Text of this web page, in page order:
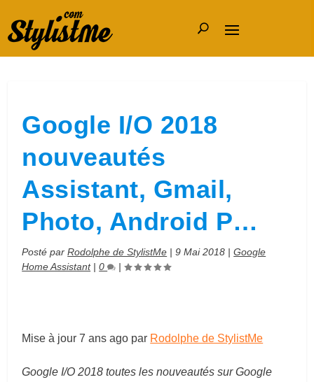
Google I/O 2018
nouveautés
Assistant, Gmail,
Photo, Android P…
Posté parRodolphe de StylistMe |9 Mai 2018 |Google
Home Assistant|0 |
Mise à jour7 ans ago par Rodolphe de StylistMe
Google I/O 2018 toutes les nouveautés sur Google